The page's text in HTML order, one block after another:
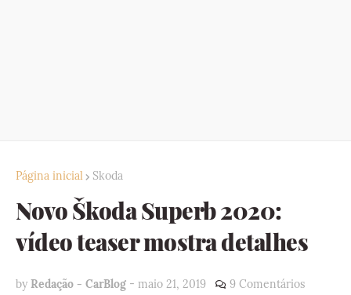
Página inicial Skoda
Novo Škoda Superb 2020:
vídeo teaser mostra detalhes
by Redação - CarBlog - maio 21, 2019 9 Comentários